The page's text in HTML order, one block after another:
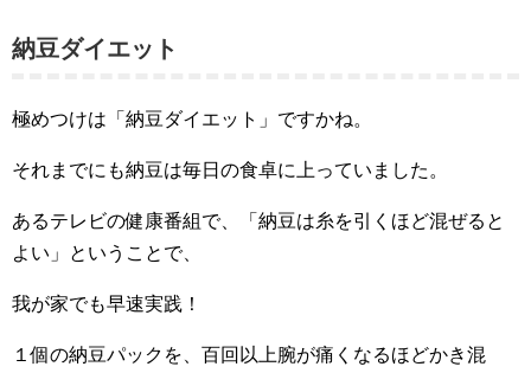
納豆ダイエット
極めつけは「納豆ダイエット」ですかね。
それまでにも納豆は毎日の食卓に上っていました。
あるテレビの健康番組で、「納豆は糸を引くほど混ぜると
よい」ということで、
我が家でも早速実践！
１個の納豆パックを、百回以上腕が痛くなるほどかき混